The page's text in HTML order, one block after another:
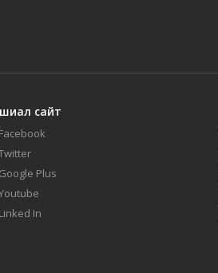
сайт
Facebook
Plus
Linked In